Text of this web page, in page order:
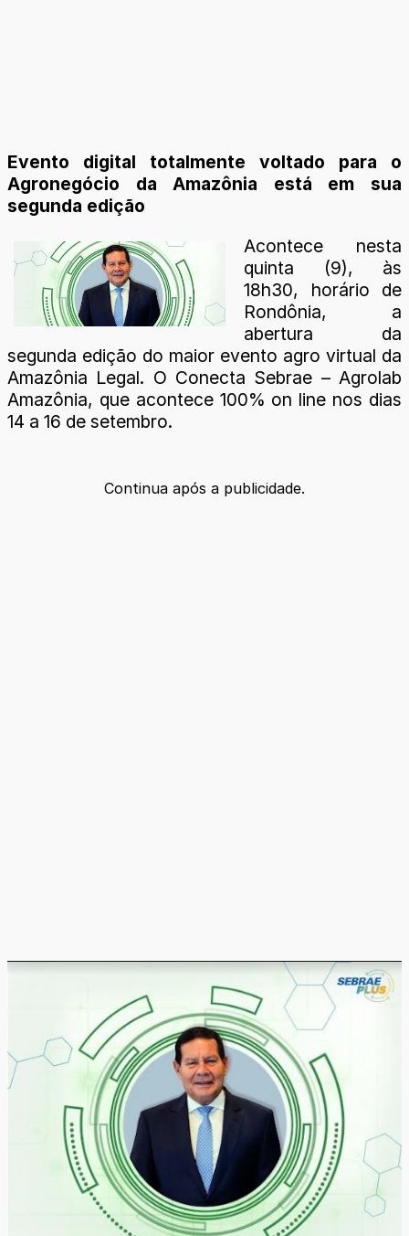
Evento digital totalmente voltado para o
Agronegócio da Amazônia está em sua
segunda edição
Acontece nesta
quinta (9), às
18h30, horário de
Rondônia, a
abertura da
segunda edição do maior evento agro virtual da
Amazônia Legal. O Conecta Sebrae – Agrolab
Amazônia, que acontece 100% on line nos dias
14 a 16 de setembro.
Continua após a publicidade.